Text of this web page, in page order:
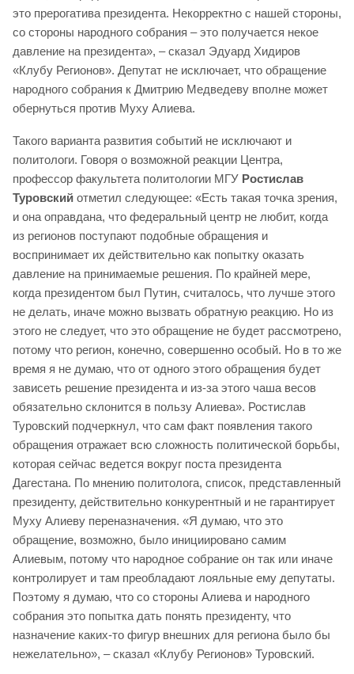
это прерогатива президента. Некорректно с нашей стороны,
со стороны народного собрания – это получается некое
давление на президента», – сказал Эдуард Хидиров
«Клубу Регионов». Депутат не исключает, что обращение
народного собрания к Дмитрию Медведеву вполне может
обернуться против Муху Алиева.
Такого варианта развития событий не исключают и
политологи. Говоря о возможной реакции Центра,
профессор факультета политологии МГУ Ростислав
Туровский отметил следующее: «Есть такая точка зрения,
и она оправдана, что федеральный центр не любит, когда
из регионов поступают подобные обращения и
воспринимает их действительно как попытку оказать
давление на принимаемые решения. По крайней мере,
когда президентом был Путин, считалось, что лучше этого
не делать, иначе можно вызвать обратную реакцию. Но из
этого не следует, что это обращение не будет рассмотрено,
потому что регион, конечно, совершенно особый. Но в то же
время я не думаю, что от одного этого обращения будет
зависеть решение президента и из-за этого чаша весов
обязательно склонится в пользу Алиева». Ростислав
Туровский подчеркнул, что сам факт появления такого
обращения отражает всю сложность политической борьбы,
которая сейчас ведется вокруг поста президента
Дагестана. По мнению политолога, список, представленный
президенту, действительно конкурентный и не гарантирует
Муху Алиеву переназначения. «Я думаю, что это
обращение, возможно, было инициировано самим
Алиевым, потому что народное собрание он так или иначе
контролирует и там преобладают лояльные ему депутаты.
Поэтому я думаю, что со стороны Алиева и народного
собрания это попытка дать понять президенту, что
назначение каких-то фигур внешних для региона было бы
нежелательно», – сказал «Клубу Регионов» Туровский.